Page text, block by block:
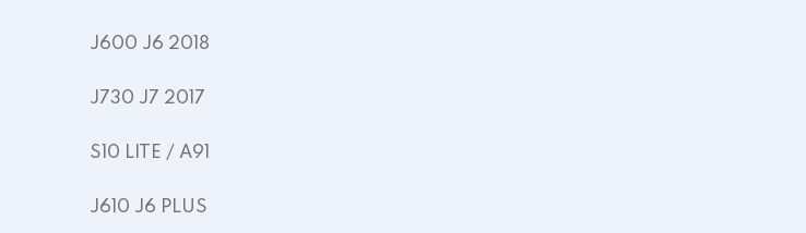
J600 J6 2018
J730 J7 2017
S10 LITE / A91
J610 J6 PLUS